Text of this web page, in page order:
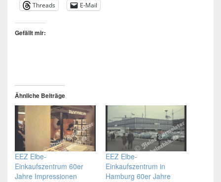
Threads
E-Mail
Gefällt mir:
Ähnliche Beiträge
EEZ Elbe-
Einkaufszentrum 60er
Jahre Impressionen
EEZ Elbe-
Einkaufszentrum in
Hamburg 60er Jahre